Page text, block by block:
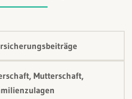
Mutterschaft,